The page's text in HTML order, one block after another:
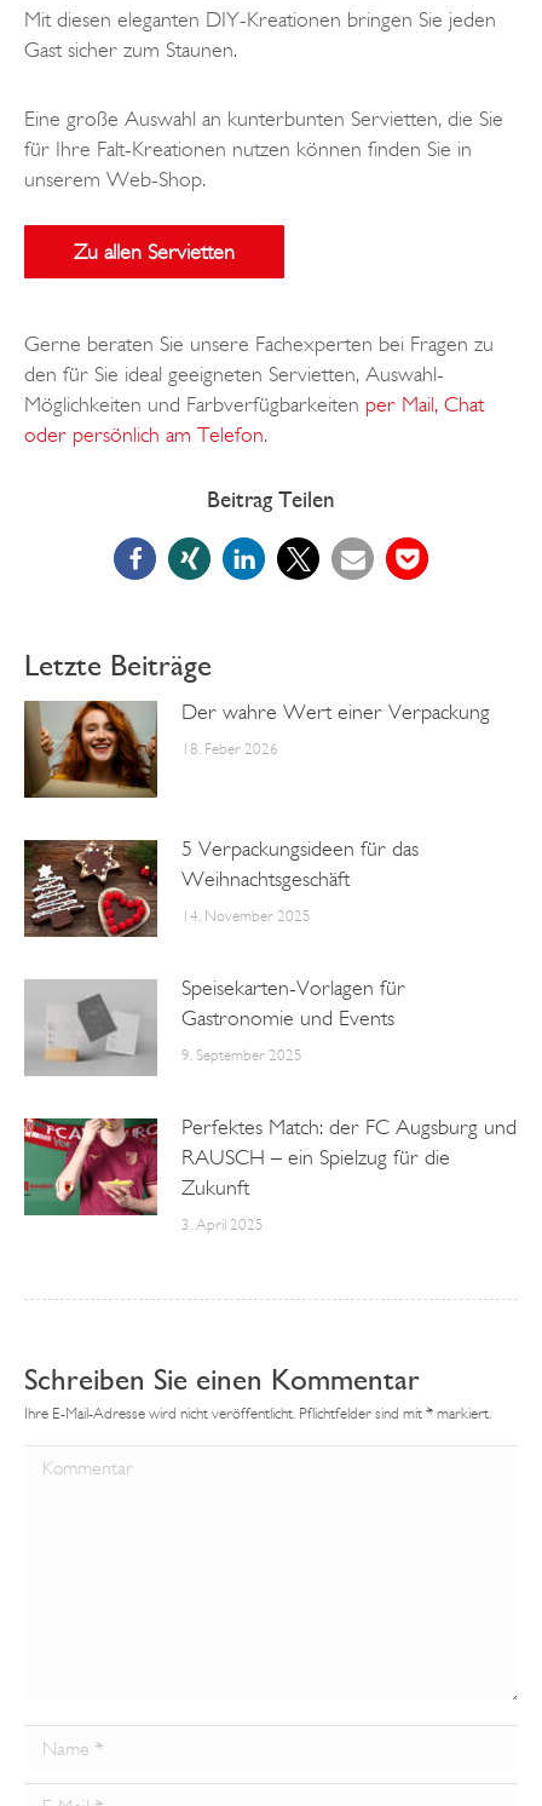
Mit diesen eleganten DIY-Kreationen bringen Sie jeden
Gast sicher zum Staunen.
Eine große Auswahl an kunterbunten Servietten, die Sie
für Ihre Falt-Kreationen nutzen können finden Sie in
unserem Web-Shop.
Zu allen Servietten
Gerne beraten Sie unsere Fachexperten bei Fragen zu
den für Sie ideal geeigneten Servietten, Auswahl-
Möglichkeiten und Farbverfügbarkeiten per Mail, Chat
oder persönlich am Telefon.
Beitrag Teilen
Letzte Beiträge
Der wahre Wert einer Verpackung
18. Feber 2026
5 Verpackungsideen für das
Weihnachtsgeschäft
14. November 2025
Speisekarten-Vorlagen für
Gastronomie und Events
9. September 2025
Perfektes Match: der FC Augsburg und
RAUSCH – ein Spielzug für die
Zukunft
3. April 2025
Schreiben Sie einen Kommentar
Ihre E-Mail-Adresse wird nicht veröffentlicht. Pflichtfelder sind mit * markiert.
Kommentar
Name *
Email *